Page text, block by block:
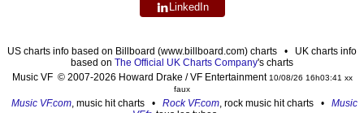
LinkedIn
US charts info based on Billboard (www.billboard.com) charts • UK charts info
based on The Official UK Charts Company's charts
Music VF © 2007-2026 Howard Drake / VF Entertainment 10/08/26 16h03:41 xx
faux
Music VF.com, music hit charts • Rock VF.com, rock music hit charts • Music